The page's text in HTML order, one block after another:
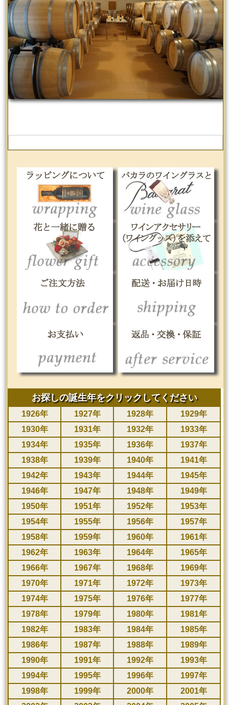
お探しの誕生年をクリックしてください
1926年 1927年 1928年
1929年
1930年
1931年 1932年
1933年
1934年
1935年 1936年
1937年
1938年
1939年 1940年
1941年
1942年
1943年 1944年
1945年
1946年
1947年 1948年
1949年
1950年
1951年 1952年
1953年
1954年
1955年 1956年
1957年
1958年
1959年 1960年
1961年
1962年
1963年 1964年
1965年
1966年
1967年 1968年
1969年
1970年
1971年 1972年
1973年
1974年
1975年 1976年
1977年
1978年
1979年 1980年
1981年
1982年
1983年 1984年
1985年
1986年
1987年 1988年
1989年
1990年
1991年 1992年
1993年
1994年
1995年 1996年
1997年
1998年
1999年 2000年
2001年